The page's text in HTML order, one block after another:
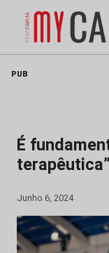
PUB
É
terapêutica”
Junho 6, 2024